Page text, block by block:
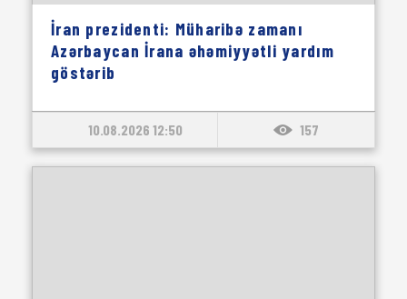
İran prezidenti: Müharibə zamanı
Azərbaycan İrana əhəmiyyətli yardım
göstərib
10.08.2026 12:50 157